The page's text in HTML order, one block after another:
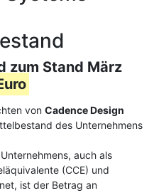
zum Stand März
von Cadence Design
des Unternehmens
auch als
(CCE) und
ist der Betrag an